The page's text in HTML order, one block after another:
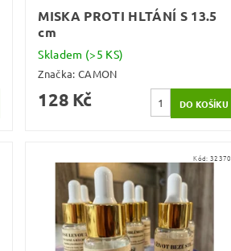
MISKA PROTI HLTÁNÍ S 13.5
cm
Skladem (>5 KS)
Značka:CAMON
128 Kč
Kód: 32370